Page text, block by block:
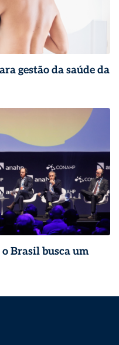
gestão da saúde da
Brasil busca um